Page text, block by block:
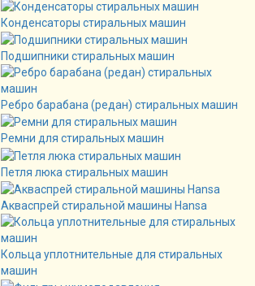
Конденсаторы стиральных машин
Подшипники стиральных машин
Ребро барабана (редан) стиральных машин
Ремни для стиральных машин
Петля люка стиральных машин
Акваспрей стиральной машины Hansa
Кольца уплотнительные для стиральных
машин